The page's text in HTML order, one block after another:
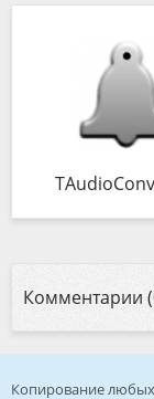
Комментарии
Копирование